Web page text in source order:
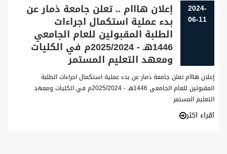
2024-
06-11
إعلان هااام .. تعلن جامعة ذمار عن
بدء عملية استكمال اجراءات
الطلبة المقبولين للعام الجامعي
1446هـ - 2025/2024م في الكليات
ومعهد التعليم المستمر
إعلان هااام تعلن جامعة ذمار عن بدء عملية استكمال اجراءات الطلبة
المقبولين للعام الجامعي 1446هـ - 2025/2024م في الكليات ومعهد
التعليم المستمر
اقراء اكثر